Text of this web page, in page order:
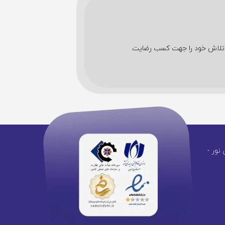
های اداری تمام تلاش خود را جهت کسب رضایت
نور -